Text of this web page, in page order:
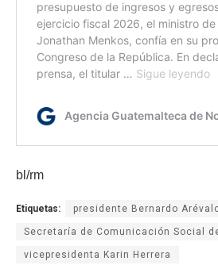
bl/rm
Etiquetas: presidente Bernardo
Secretaría de Comunicación Social
vicepresidenta Karin Herrera